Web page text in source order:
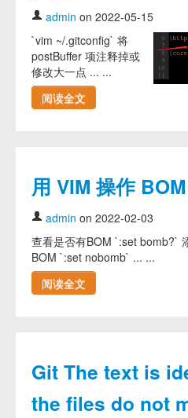
admin on 2022-05-15
`vim ~/.gitconfig` 将
postBuffer 项注释掉或
修改大一点 ... ...
阅读全文
用 VIM 操作
admin on 2022-02-03
查看是否有BOM `:set bomb?`
BOM `:set nobomb` ... ...
阅读全文
Git The text is
the files do not